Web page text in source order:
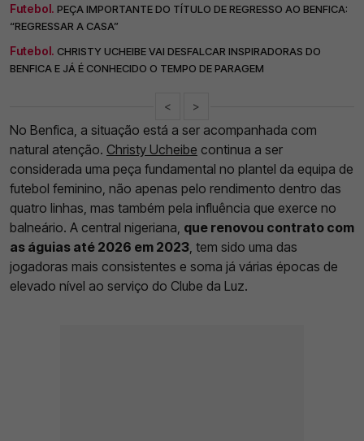
Futebol. PEÇA IMPORTANTE DO TÍTULO DE REGRESSO AO BENFICA:
“REGRESSAR A CASA”
Futebol. CHRISTY UCHEIBE VAI DESFALCAR INSPIRADORAS DO
BENFICA E JÁ É CONHECIDO O TEMPO DE PARAGEM
< >
No Benfica, a situação está a ser acompanhada com
natural atenção. Christy Ucheibe continua a ser
considerada uma peça fundamental no plantel da equipa de
futebol feminino, não apenas pelo rendimento dentro das
quatro linhas, mas também pela influência que exerce no
balneário. A central nigeriana, que renovou contrato com
as águias até 2026 em 2023, tem sido uma das
jogadoras mais consistentes e soma já várias épocas de
elevado nível ao serviço do Clube da Luz.